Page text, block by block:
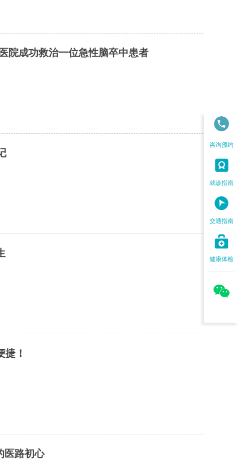
院成功救治一位急性脑卒中患者
！
医路初心
咨询预约

就诊指南

交通指南

健康体检
